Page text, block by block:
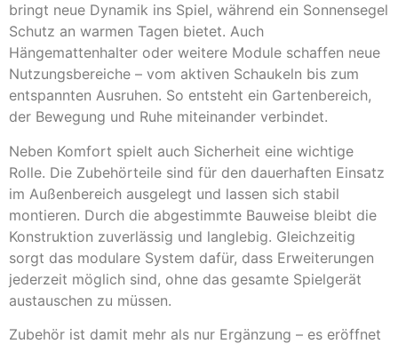
bringt neue Dynamik ins Spiel, während ein Sonnensegel
Schutz an warmen Tagen bietet. Auch
Hängemattenhalter oder weitere Module schaffen neue
Nutzungsbereiche – vom aktiven Schaukeln bis zum
entspannten Ausruhen. So entsteht ein Gartenbereich,
der Bewegung und Ruhe miteinander verbindet.
Neben Komfort spielt auch Sicherheit eine wichtige
Rolle. Die Zubehörteile sind für den dauerhaften Einsatz
im Außenbereich ausgelegt und lassen sich stabil
montieren. Durch die abgestimmte Bauweise bleibt die
Konstruktion zuverlässig und langlebig. Gleichzeitig
sorgt das modulare System dafür, dass Erweiterungen
jederzeit möglich sind, ohne das gesamte Spielgerät
austauschen zu müssen.
Zubehör ist damit mehr als nur Ergänzung – es eröffnet